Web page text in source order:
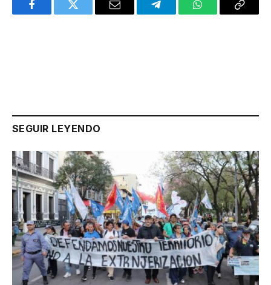
FacebookTwitter Email TelegramWhatsAppCopy
SEGUIR LEYENDO